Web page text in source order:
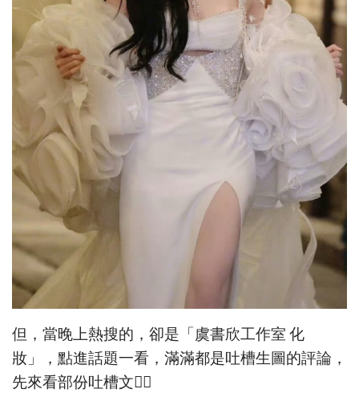
但，當晚上熱搜的，卻是「虞書欣工作室 化
妝」，點進話題一看，滿滿都是吐槽生圖的評論，
先來看部份吐槽文👇🏻